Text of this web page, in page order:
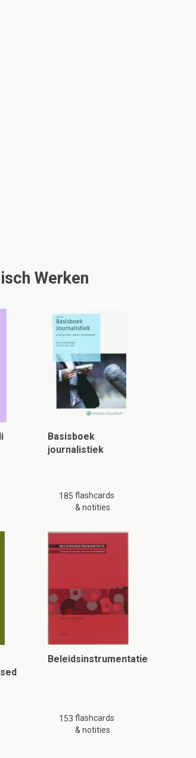
Werken
Basisboek
journalistiek
185 flashcards
& notities
Beleidsinstrumentatie
153 flashcards
& notities